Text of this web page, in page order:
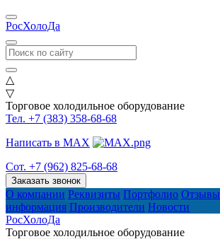
РосХолоДа
△
▽
Торговое холодильное оборудование
Тел. +7 (383) 358-68-68
Написать в MAX
Сот. +7 (962) 825-68-68
Заказать звонок
О компании Реквизиты Портфолио Отзывы
информация Производители Новости
РосХолоДа
Торговое холодильное оборудование